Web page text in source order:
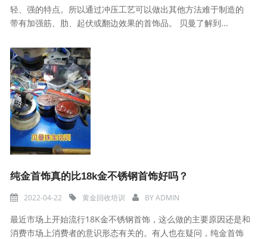
轻、强的特点。所以通过冲压工艺可以做出其他方法难于制造的
带有加强筋、肋、起伏或翻边效果的首饰品。 贝曼了解到...
纯金首饰真的比18k金不锈钢首饰好吗？
2022-04-22 黄金回收培训 BYADMIN
最近市场上开始流行18K金不锈钢首饰，这么做的主要原因还是和
消费市场上消费者的意识形态有关的。有人也在疑问，纯金首饰